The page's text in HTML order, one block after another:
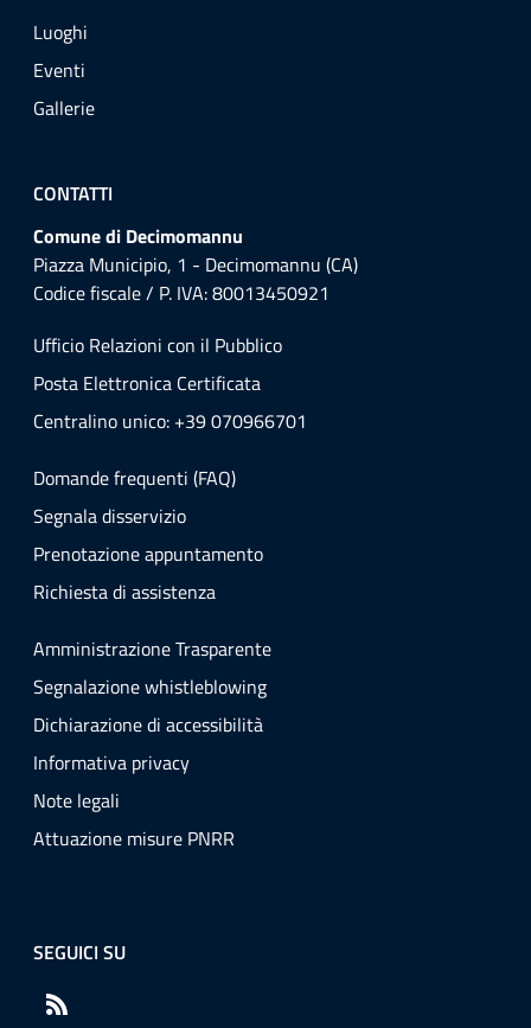
Luoghi
Eventi
Gallerie
CONTATTI
Comune di Decimomannu
Piazza Municipio, 1 - Decimomannu (CA)
Codice fiscale / P. IVA: 80013450921
Ufficio Relazioni con il Pubblico
Posta Elettronica Certificata
Centralino unico: +39 070966701
Domande frequenti (FAQ)
Segnala disservizio
Prenotazione appuntamento
Richiesta di assistenza
Amministrazione Trasparente
Segnalazione whistleblowing
Dichiarazione di accessibilità
Informativa privacy
Note legali
Attuazione misure PNRR
SEGUICI SU